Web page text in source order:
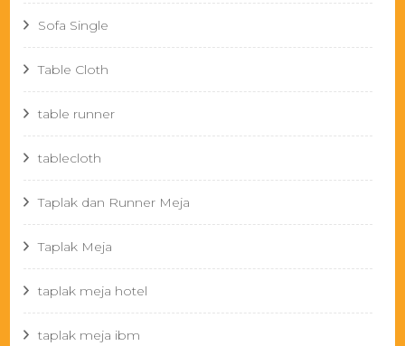
Sofa Single
Table Cloth
table runner
tablecloth
Taplak dan Runner Meja
Taplak Meja
taplak meja hotel
taplak meja ibm